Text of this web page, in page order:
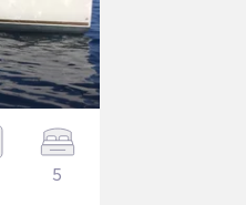
5